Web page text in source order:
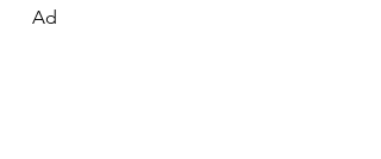
Ad